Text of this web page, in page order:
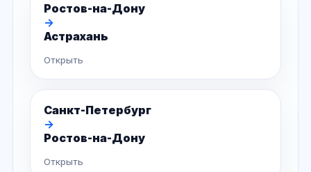
Ростов-на-Дону
→
Астрахань
Открыть
Санкт-Петербург
→
Ростов-на-Дону
Открыть